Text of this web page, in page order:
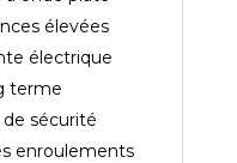
élevées
électrique
terme
sécurité
enroulements